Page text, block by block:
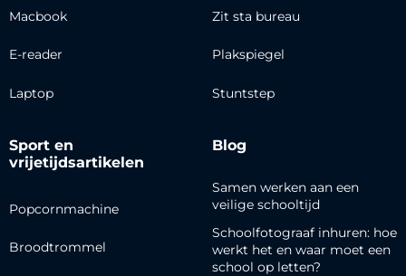
Macbook
E-reader
Laptop
Zit sta bureau
Plakspiegel
Stuntstep
Sport en
vrijetijdsartikelen
Popcornmachine
Broodtrommel
Blog
Samen werken aan een
veilige schooltijd
Schoolfotograaf inhuren: hoe
werkt het en waar moet een
school op letten?